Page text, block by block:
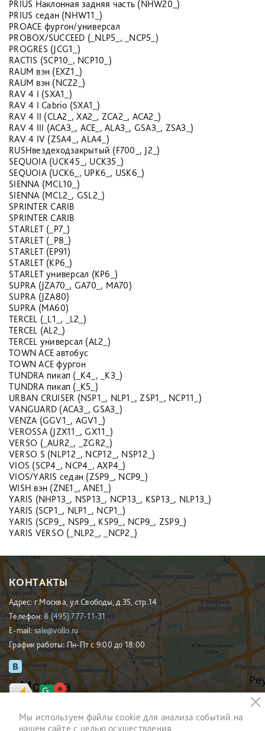
PRIUS Наклонная задняя часть (NHW20_)
PRIUS седан (NHW11_)
PROACE фургон/универсал
PROBOX/SUCCEED (_NLP5_, _NCP5_)
PROGRES (JCG1_)
RACTIS (SCP10_, NCP10_)
RAUM вэн (EXZ1_)
RAUM вэн (NCZ2_)
RAV 4 I (SXA1_)
RAV 4 I Cabrio (SXA1_)
RAV 4 II (CLA2_, XA2_, ZCA2_, ACA2_)
RAV 4 III (ACA3_, ACE_, ALA3_, GSA3_, ZSA3_)
RAV 4 IV (ZSA4_, ALA4_)
RUSHвездеходзакрытый (F700_, J2_)
SEQUOIA (UCK45_, UCK35_)
SEQUOIA (UCK6_, UPK6_, USK6_)
SIENNA (MCL10_)
SIENNA (MCL2_, GSL2_)
SPRINTER CARIB
SPRINTER CARIB
STARLET (_P7_)
STARLET (_P8_)
STARLET (EP91)
STARLET (KP6_)
STARLET универсал (KP6_)
SUPRA (JZA70_, GA70_, MA70)
SUPRA (JZA80)
SUPRA (MA60)
TERCEL (_L1_, _L2_)
TERCEL (AL2_)
TERCEL универсал (AL2_)
TOWN ACE автобус
TOWN ACE фургон
TUNDRA пикап (_K4_, _K3_)
TUNDRA пикап (_K5_)
URBAN CRUISER (NSP1_, NLP1_, ZSP1_, NCP11_)
VANGUARD (ACA3_, GSA3_)
VENZA (GGV1_, AGV1_)
VEROSSA (JZX11_, GX11_)
VERSO (_AUR2_, _ZGR2_)
VERSO S (NLP12_, NCP12_, NSP12_)
VIOS (SCP4_, NCP4_, AXP4_)
VIOS/YARIS седан (ZSP9_, NCP9_)
WISH вэн (ZNE1_, ANE1_)
YARIS (NHP13_, NSP13_, NCP13_, KSP13_, NLP13_)
YARIS (SCP1_, NLP1_, NCP1_)
YARIS (SCP9_, NSP9_, KSP9_, NCP9_, ZSP9_)
YARIS VERSO (_NLP2_, _NCP2_)
КОНТАКТЫ
Адрес: г.Москва, ул.Свободы, д.35, стр.14
Телефон:8 (495) 777-11-31
E-mail:sale@vollo.ru
График работы: Пн-Пт с 9:00 до 18:00
Мы используем файлы cookie для анализа событий на
нашем сайте с целью осуществления